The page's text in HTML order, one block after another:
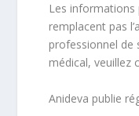
Les informations
remplacent pas
professionnel de
médical, veuillez
Anideva publie